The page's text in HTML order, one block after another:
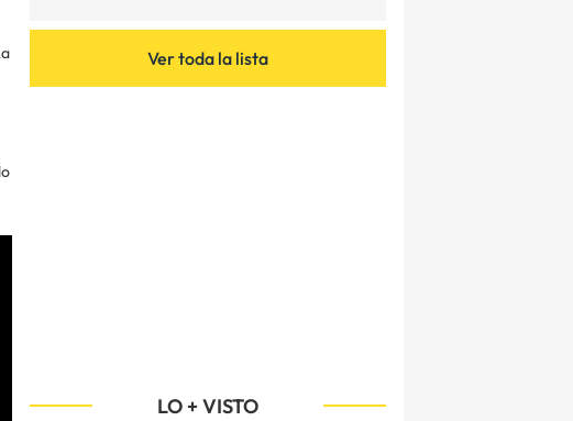
Ver toda la lista
LO + VISTO